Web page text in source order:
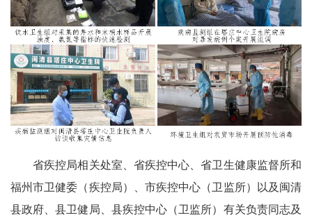
省疾控局相关处室、省疾控中心、省卫生健康监督所和
福州市卫健委（疾控局）、市疾控中心（卫监所）以及闽清
县政府、县卫健局、县疾控中心（卫监所）有关负责同志及